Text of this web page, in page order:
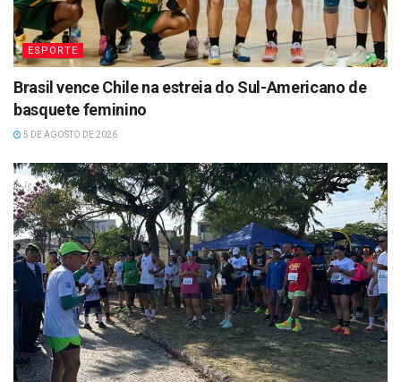
ESPORTE
Brasil vence Chile na estreia do Sul-Americano de
basquete feminino
5 DE AGOSTO DE 2026